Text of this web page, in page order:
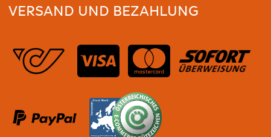
VERSAND UND BEZAHLUNG